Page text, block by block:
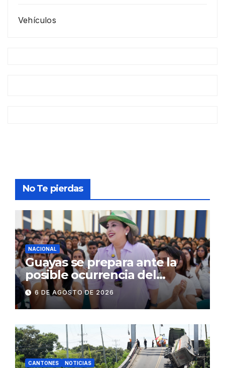
Vehículos
No Te pierdas
NACIONAL
Guayas se prepara ante la
posible ocurrencia del
fenómeno de El Niño:
Gobierno Nacional capacita a
2.500 jóvenes
6 DE AGOSTO DE 2026
CANTONES NOTICIAS